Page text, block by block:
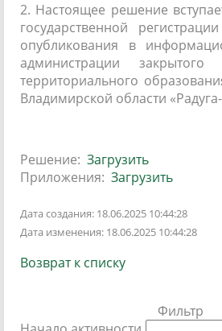
2. Настоящее решение
государственной
опубликования в
администрации закрытого
территориального
Владимирской области
Решение: Загрузить
Приложения: Загрузить
Дата создания: 18.06.2025 10:44:28
Дата изменения: 18.06.2025 10:44:28
Возврат к списку
Фильтр